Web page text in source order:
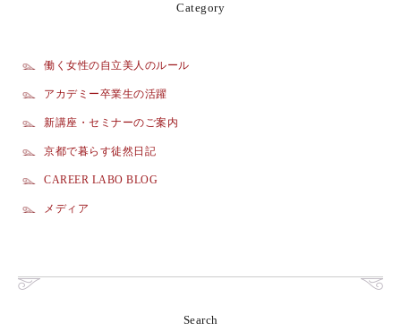
Category
働く女性の自立美人のルール
アカデミー卒業生の活躍
新講座・セミナーのご案内
京都で暮らす徒然日記
CAREER LABO BLOG
メディア
Search